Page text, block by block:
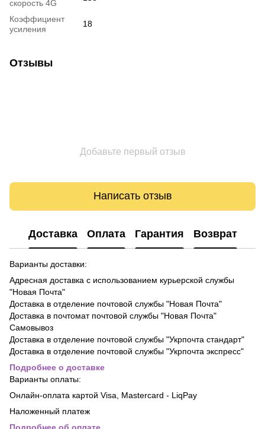
скорость 4G
Коэффициент
усиления
18
Отзывы
Добавьте первый отзыв
Написать отзыв
Доставка Оплата Гарантия Возврат
Варианты доставки:
Адресная доставка с использованием курьерской службы
"Новая Почта"
Доставка в отделение почтовой службы "Новая Почта"
Доставка в почтомат почтовой службы "Новая Почта"
Самовывоз
Доставка в отделение почтовой службы "Укрпочта стандарт"
Доставка в отделение почтовой службы "Укрпочта экспресс"
Подробнее о доставке
Варианты оплаты:
Онлайн-оплата картой Visa, Mastercard - LiqPay
Наложенный платеж
Подробнее об оплате